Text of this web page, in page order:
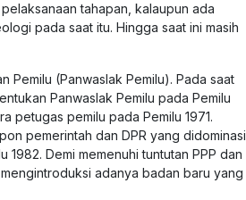
tahapan, kalaupun ada
pada saat itu. Hingga saat ini masih
Pemilu (Panwaslak Pemilu). Pada saat
Panwaslak Pemilu pada Pemilu
petugas pemilu pada Pemilu 1971.
pemerintah dan DPR yang didominasi
Demi memenuhi tuntutan PPP dan
adanya badan baru yang